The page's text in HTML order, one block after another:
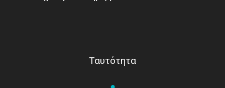
Ταυτότητα